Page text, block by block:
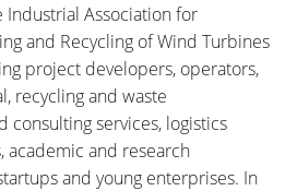
Industrial Association for
and Recycling of Wind Turbines
project developers, operators,
recycling and waste
consulting services, logistics
academic and research
and young enterprises. In